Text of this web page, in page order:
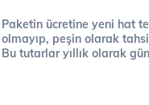
Paketin ücretine yeni hat
olmayıp, peşin olarak
Bu tutarlar yıllık olarak